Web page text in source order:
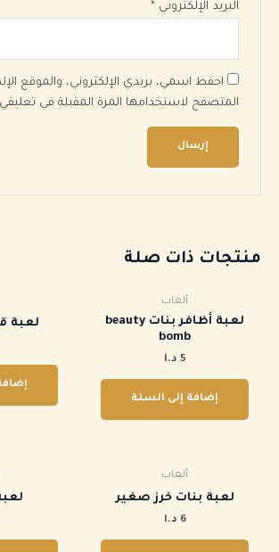
البريد الإلكتروني *
احفظ اسمي، بريدي الإلكتروني، والموقع
المتصفح لاستخدامها المرة المقبلة في
منتجات ذات صلة
ألعاب
لعبة أظافر بنات beauty
bomb
5 د.ا
إضافة إلى السلة
لعبة
ألعاب
لعبة بنات خرز صغير
6 د.ا